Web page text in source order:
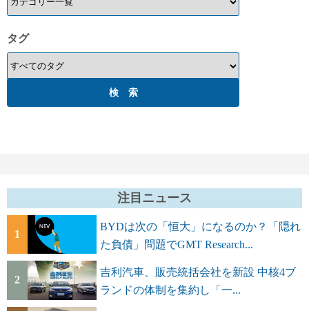
タグ
注目ニュース
1
BYDは次の「恒大」になるのか？「隠れ
た負債」問題でGMT Research...
2
吉利汽車、販売統括会社を新設 中核4ブ
ランドの体制を集約し「一...